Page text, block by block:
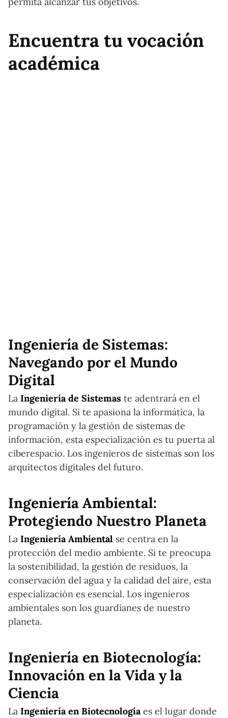
Encuentra tu vocación
académica
Ingeniería de Sistemas:
Navegando por el Mundo
Digital
La Ingeniería de Sistemas te adentrará en el
mundo digital. Si te apasiona la informática, la
programación y la gestión de sistemas de
información, esta especialización es tu puerta al
ciberespacio. Los ingenieros de sistemas son los
arquitectos digitales del futuro.
Ingeniería Ambiental:
Protegiendo Nuestro Planeta
La Ingeniería Ambiental se centra en la
protección del medio ambiente. Si te preocupa
la sostenibilidad, la gestión de residuos, la
conservación del agua y la calidad del aire, esta
especialización es esencial. Los ingenieros
ambientales son los guardianes de nuestro
planeta.
Ingeniería en Biotecnología:
Innovación en la Vida y la
Ciencia
La Ingeniería en Biotecnologíaes el lugar donde